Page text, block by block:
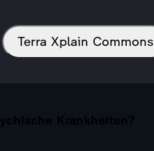
Terra Xplain Commons
Krankheiten?